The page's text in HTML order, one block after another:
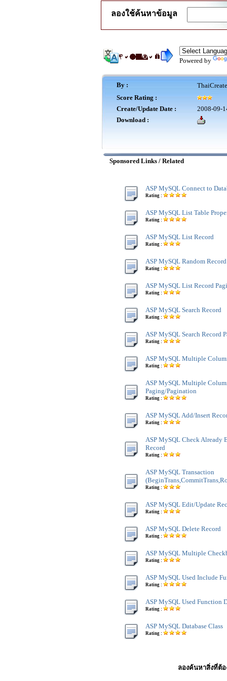
ลองใช้ค้นหาข้อมูล
Powered by
By :
Score Rating :
Create/Update Date :
2008-09-
Download :
Sponsored Links / Related
ASP MySQL Connect to
Rating :
ASP MySQL List Table
Rating :
ASP MySQL List Record
Rating :
ASP MySQL Random Record
Rating :
ASP MySQL List Record
Rating :
ASP MySQL Search Record
Rating :
ASP MySQL Search Record
Rating :
ASP MySQL Multiple
Rating :
ASP MySQL Multiple
Paging/Pagination
Rating :
ASP MySQL Add/Insert
Rating :
ASP MySQL Check Already
Record
Rating :
ASP MySQL Transaction
Rating :
ASP MySQL Edit/Update
Rating :
ASP MySQL Delete Record
Rating :
ASP MySQL Multiple
Rating :
ASP MySQL Used Include
Rating :
ASP MySQL Used Function
Rating :
ASP MySQL Database Class
Rating :
ลองค้นหาสิ่งที่ต้อ